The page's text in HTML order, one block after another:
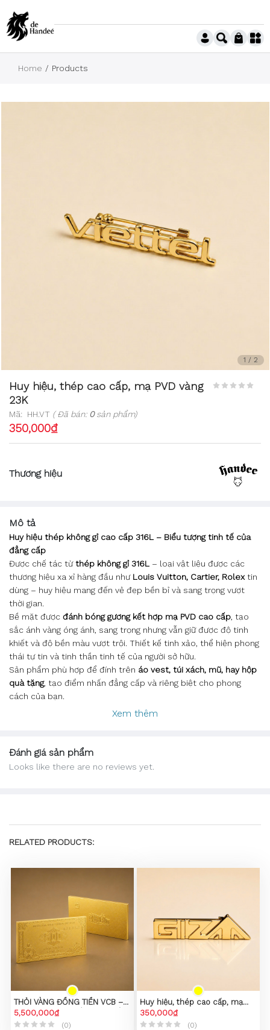
Home Products
1 / 2
Huy hiệu, thép cao cấp, mạ PVD vàng
23K
Mã: HH.VT ( Đã bán: 0sản phẩm)
350,000₫
Thương hiệu
Mô tả
Huy hiệu thép không gỉ cao cấp 316L – Biểu tượng tinh tế của
đẳng cấp
Được chế tác từthép không gỉ 316L – loại vật liệu được các
thương hiệu xa xỉ hàng đầu như Louis Vuitton, Cartier, Rolextin
dùng – huy hiệu mang đến vẻ đẹp bền bỉ và sang trọng vượt
thời gian.
Bề mặt được đánh bóng gương kết hợp mạ PVD cao cấp, tạo
sắc ánh vàng óng ánh, sang trọng nhưng vẫn giữ được độ tinh
khiết và độ bền màu vượt trội. Thiết kế tinh xảo, thể hiện phong
thái tự tin và tinh thần tinh tế của người sở hữu.
Sản phẩm phù hợp để đính trên áo vest, túi xách, mũ, hay hộp
quà tặng, tạo điểm nhấn đẳng cấp và riêng biệt cho phong
cách của bạn.
Xem thêm
Đánh giá sản phẩm
Looks like there are no reviews yet.
RELATED PRODUCTS:
THỎI VÀNG ĐỒNG TIỀN VCB –
PHIÊN BẢN SƯU TẦM CAO CẤP
5,500,000₫
(0)
Huy hiệu, thép cao cấp, mạ
PVD vàng 23K
350,000₫
(0)